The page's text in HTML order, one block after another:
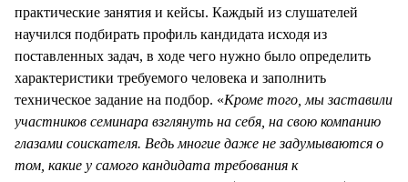
практические занятия и кейсы. Каждый из слушателей
научился подбирать профиль кандидата исходя из
поставленных задач, в ходе чего нужно было определить
характеристики требуемого человека и заполнить
техническое задание на подбор. «Кроме того, мы заставили
участников семинара взглянуть на себя, на свою компанию
глазами соискателя. Ведь многие даже не задумываются о
том, какие у самого кандидата требования к